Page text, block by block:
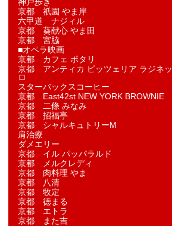
神戸歩き
京都 祇園 やま岸
六甲道 ナジィル
京都 葵献心 やま田
京都 宮脇
■オペラ映画
京都 カフェ ポタリ
京都 アンティカ ピッツェリア ラジネッ
ロ
スターバックスコーヒー
京都 East42st NEW YORK BROWNIE
京都 二條 みなみ
京都 招福亭
京都 シャルキュトリーM
肩治療
ダメエリー
京都 イル パッパラルド
京都 メルクレディ
京都 肉料理 やま
京都 八清
京都 牧定
京都 徳まる
京都 エトラ
京都 また吉